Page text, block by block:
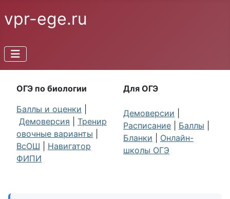
vpr-ege.ru
ОГЭ по биологии
Баллы и оценки
Демоверсия
Тренир
овочные варианты
ВсОШ
Навигатор
ФИПИ
Для ОГЭ
Демоверсии
Расписание
Баллы
Бланки
Онлайн-
школы ОГЭ